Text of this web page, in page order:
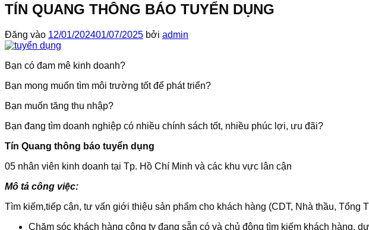
TÍN QUANG THÔNG BÁO TUYỂN DỤNG
Đăng vào 12/01/202401/07/2025 bởi admin
Bạn có đam mê kinh doanh?
Bạn mong muốn tìm môi trường tốt để phát triển?
Bạn muốn tăng thu nhập?
Bạn đang tìm doanh nghiệp có nhiều chính sách tốt, nhiều phúc lợi, ưu đãi?
Tín Quang thông báo tuyển dụng
05 nhân viên kinh doanh tại Tp. Hồ Chí Minh và các khu vực lân cận
Mô tả công việc:
Tìm kiếm,tiếp cận, tư vấn giới thiệu sản phẩm cho khách hàng (CDT, Nhà thầu, Tổng
Chăm sóc khách hàng công ty đang sẵn có và chủ động tìm kiếm khách hàng,